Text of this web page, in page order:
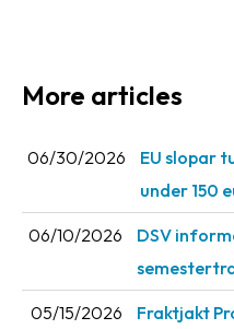
Downloads
scanner
Support
the
company
More articles
06/30/2026
EU slopar
under 150
06/10/2026
DSV
05/15/2026
Fraktjakt